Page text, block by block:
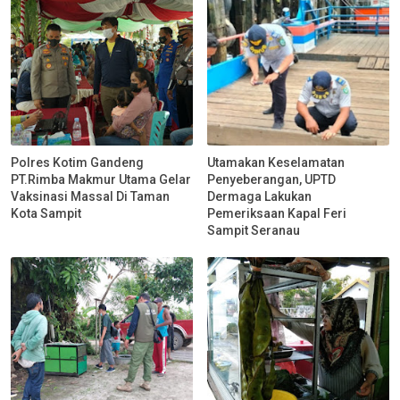
Polres Kotim Gandeng
PT.Rimba Makmur Utama Gelar
Vaksinasi Massal Di Taman
Kota Sampit
Utamakan Keselamatan
Penyeberangan, UPTD
Dermaga Lakukan
Pemeriksaan Kapal Feri
Sampit Seranau